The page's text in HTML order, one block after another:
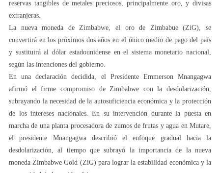
reservas tangibles de metales preciosos, principalmente oro, y divisas
extranjeras.
La nueva moneda de Zimbabwe, el oro de Zimbabue (ZiG), se
convertirá en los próximos dos años en el único medio de pago del país
y sustituirá al dólar estadounidense en el sistema monetario nacional,
según las intenciones del gobierno.
En una declaración decidida, el Presidente Emmerson Mnangagwa
afirmó el firme compromiso de Zimbabwe con la desdolarización,
subrayando la necesidad de la autosuficiencia económica y la protección
de los intereses nacionales. En su intervención durante la puesta en
marcha de una planta procesadora de zumos de frutas y agua en Mutare,
el presidente Mnangagwa describió el enfoque gradual hacia la
desdolarización, al tiempo que subrayó la importancia de la nueva
moneda Zimbabwe Gold (ZiG) para lograr la estabilidad económica y la